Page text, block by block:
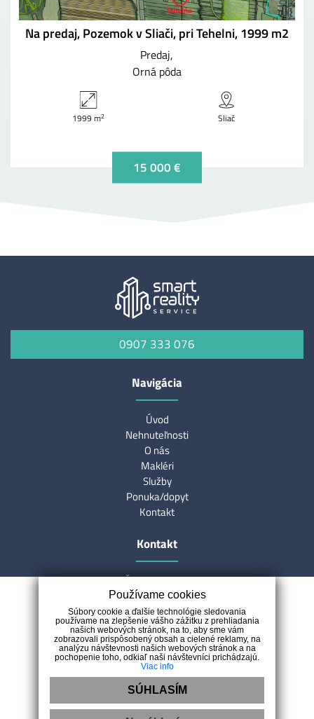
Na predaj, Pozemok v Sliači, pri Tehelni, 1999 m2
Predaj
Orná pôda
1999 m2 Sliač
15 000 €
0907 333 076
Navigácia
Úvod
Nehnuteľnosti
O nás
Makléri
Služby
Ponuka/dopyt
Kontakt
Kontakt
Špania Dolina 188
97401 Špania Dolina
0907 333 076
reality@smartrealityservice.sk
Používame cookies
Súbory cookie a ďalšie technológie sledovania
používame na zlepšenie vášho zážitku z prehliadania
našich webových stránok, na to, aby sme vám
zobrazovali prispôsobený obsah a cielené reklamy, na
analýzu návštevnosti našich webových stránok a na
pochopenie toho, odkiaľ naši návštevníci prichádzajú.
Viac info
SÚHLASÍM